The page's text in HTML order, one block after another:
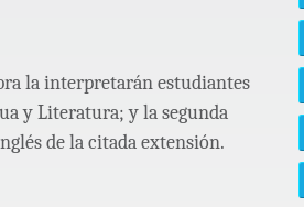
la interpretarán estudiantes
y Literatura; y la segunda
de la citada extensión.